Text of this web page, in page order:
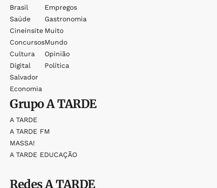
Brasil
Saúde
Cineinsite
Concursos
Cultura
Digital
Salvador
Economia
Empregos
Gastronomia
Muito
Mundo
Opinião
Política
GrupoA TARDE
A TARDE
A TARDE FM
MASSA!
A TARDE EDUCAÇÃO
RedesA TARDE